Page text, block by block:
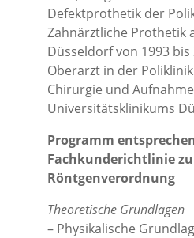
Defektprothetik der
Zahnärztliche Prothetik
Düsseldorf von 1993 bis
Oberarzt in der
Chirurgie und
Universitätsklinikums
Programm
Fachkunderichtlinie
Röntgenverordnung
Theoretische Grundlagen
– Physikalische